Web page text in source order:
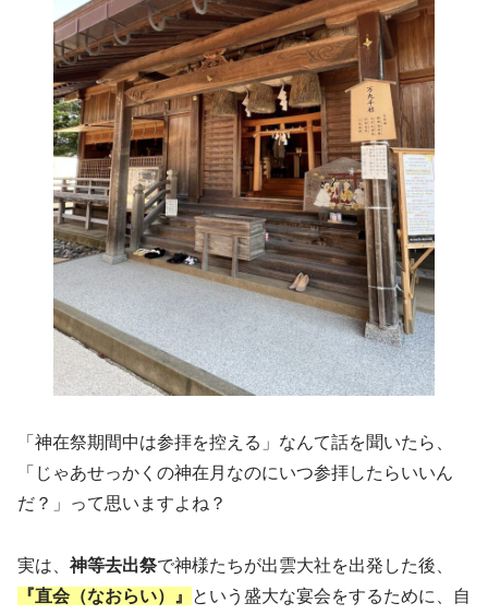
「神在祭期間中は参拝を控える」なんて話を聞いたら、
「じゃあせっかくの神在月なのにいつ参拝したらいいん
だ？」って思いますよね？
実は、 神等去出祭で神様たちが出雲大社を出発した後、
『直会（なおらい）』
という盛大な宴会をするために、自